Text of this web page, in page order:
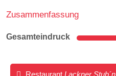
Zusammenfassung
Gesamteindruck